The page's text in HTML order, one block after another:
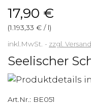
17,90 €
(1.193,33 € / l)
inkl.MwSt.
zzgl.
Seelischer
Art.Nr.: BE051